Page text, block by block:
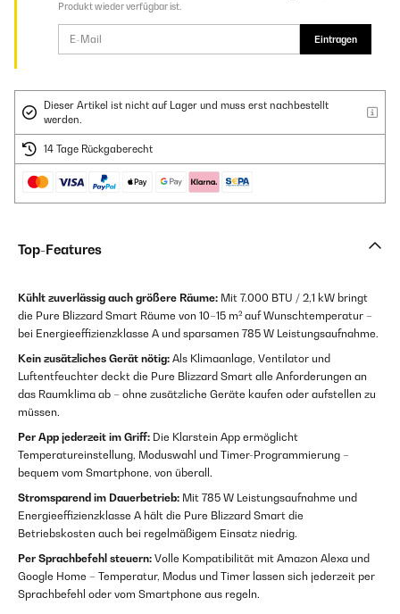
Produkt wieder verfügbar ist.
Eintragen
Dieser Artikel ist nicht auf Lager und muss erst nachbestellt
werden.
14 Tage Rückgaberecht
Top-Features
Kühlt zuverlässig auch größere Räume: Mit 7.000 BTU / 2,1 kW bringt
die Pure Blizzard Smart Räume von 10–15 m² auf Wunschtemperatur –
bei Energieeffizienzklasse A und sparsamen 785 W Leistungsaufnahme.
Kein zusätzliches Gerät nötig: Als Klimaanlage, Ventilator und
Luftentfeuchter deckt die Pure Blizzard Smart alle Anforderungen an
das Raumklima ab – ohne zusätzliche Geräte kaufen oder aufstellen zu
müssen.
Per App jederzeit im Griff: Die Klarstein App ermöglicht
Temperatureinstellung, Moduswahl und Timer-Programmierung –
bequem vom Smartphone, von überall.
Stromsparend im Dauerbetrieb: Mit 785 W Leistungsaufnahme und
Energieeffizienzklasse A hält die Pure Blizzard Smart die
Betriebskosten auch bei regelmäßigem Einsatz niedrig.
Per Sprachbefehl steuern: Volle Kompatibilität mit Amazon Alexa und
Google Home – Temperatur, Modus und Timer lassen sich jederzeit per
Sprachbefehl oder vom Smartphone aus regeln.